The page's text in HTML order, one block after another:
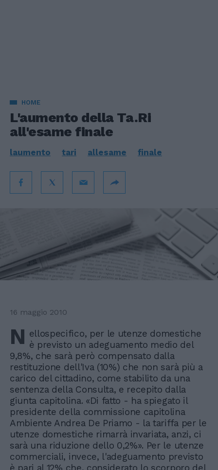
HOME
L'aumento della Ta.Ri
all'esame finale
laumento tari allesame finale
16 maggio 2010
N ellospecifico, per le utenze domestiche
è previsto un adeguamento medio del
9,8%, che sarà però compensato dalla
restituzione dell'Iva (10%) che non sarà più a
carico del cittadino, come stabilito da una
sentenza della Consulta, e recepito dalla
giunta capitolina. «Di fatto - ha spiegato il
presidente della commissione capitolina
Ambiente Andrea De Priamo - la tariffa per le
utenze domestiche rimarrà invariata, anzi, ci
sarà una riduzione dello 0,2%». Per le utenze
commerciali, invece, l'adeguamento previsto